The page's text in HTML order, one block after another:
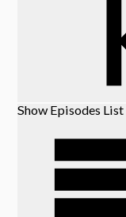
Show Episodes List